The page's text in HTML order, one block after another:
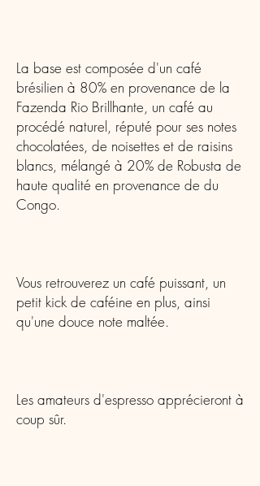
La base est composée d'un café
brésilien à 80% en provenance de la
Fazenda Rio Brillhante, un café au
procédé naturel, réputé pour ses notes
chocolatées, de noisettes et de raisins
blancs, mélangé à 20% de Robusta de
haute qualité en provenance de du
Congo.
Vous retrouverez un café puissant, un
petit kick de caféine en plus, ainsi
qu'une douce note maltée.
Les amateurs d'espresso apprécieront à
coup sûr.